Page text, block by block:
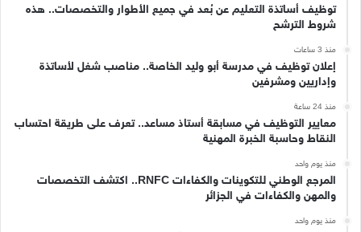
توظيف أساتذة التعليم عن بُعد في جميع الأطوار والتخصصات.. هذه
شروط الترشح
منذ 3 ساعات
إعلان توظيف في مدرسة أبو وليد الخاصة.. مناصب شغل لأساتذة
وإداريين ومشرفين
منذ 24 ساعة
معايير التوظيف في مسابقة أستاذ مساعد.. تعرف على طريقة احتساب
النقاط وحاسبة الخبرة المهنية
منذ يوم واحد
المرجع الوطني للتكوينات والكفاءات RNFC.. اكتشف التخصصات
والمهن والكفاءات في الجزائر
منذ يوم واحد